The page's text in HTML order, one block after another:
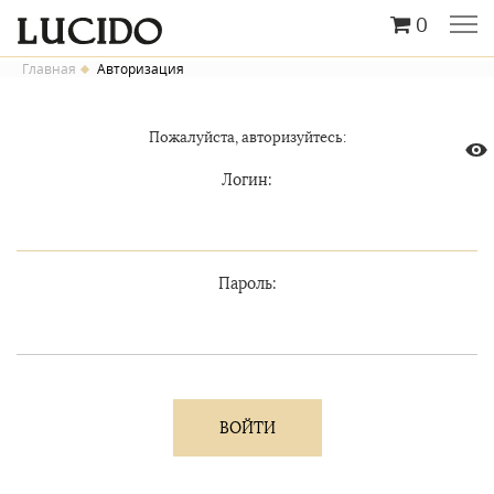
0
Главная Авторизация
Пожалуйста, авторизуйтесь:
Логин:
Пароль: